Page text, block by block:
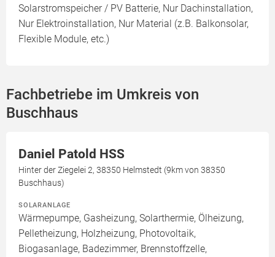
Solarstromspeicher / PV Batterie, Nur Dachinstallation,
Nur Elektroinstallation, Nur Material (z.B. Balkonsolar,
Flexible Module, etc.)
Fachbetriebe im Umkreis von
Buschhaus
Daniel Patold HSS
Hinter der Ziegelei 2, 38350 Helmstedt (9km von 38350
Buschhaus)
SOLARANLAGE
Wärmepumpe, Gasheizung, Solarthermie, Ölheizung,
Pelletheizung, Holzheizung, Photovoltaik,
Biogasanlage, Badezimmer, Brennstoffzelle,